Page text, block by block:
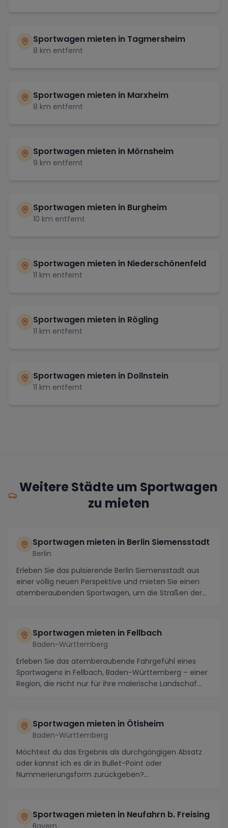
Sportwagen mieten in Tagmersheim
8 km entfernt
Sportwagen mieten in Marxheim
8 km entfernt
Sportwagen mieten in Mörnsheim
9 km entfernt
Sportwagen mieten in Burgheim
10 km entfernt
Sportwagen mieten in Niederschönenfeld
11 km entfernt
Sportwagen mieten in Rögling
11 km entfernt
Sportwagen mieten in Dollnstein
11 km entfernt
Weitere Städte um Sportwagen
zu mieten
Sportwagen mieten in Berlin Siemensstadt
Berlin
Erleben Sie das pulsierende Berlin Siemensstadt aus
einer völlig neuen Perspektive und mieten Sie einen
atemberaubenden Sportwagen, um die Straßen der...
Sportwagen mieten in Fellbach
Baden-Württemberg
Erleben Sie das atemberaubende Fahrgefühl eines
Sportwagens in Fellbach, Baden-Württemberg – einer
Region, die nicht nur für ihre malerische Landschaf...
Sportwagen mieten in Ötisheim
Baden-Württemberg
Möchtest du das Ergebnis als durchgängigen Absatz
oder kannst ich es dir in Bullet-Point oder
Nummerierungsform zurückgeben?...
Sportwagen mieten in Neufahrn b. Freising
Bayern